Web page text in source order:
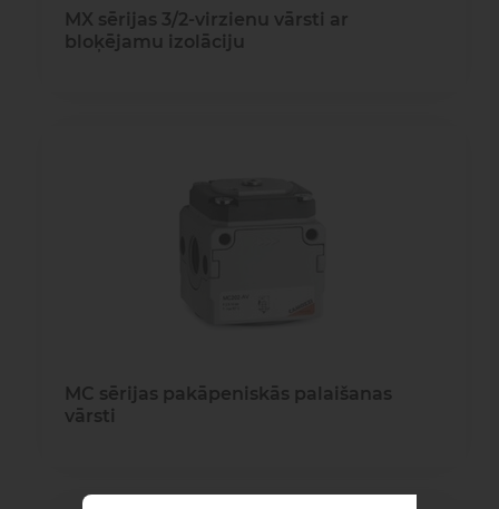
MX sērijas 3/2-virzienu vārsti ar
bloķējamu izolāciju
MC sērijas pakāpeniskās palaišanas
vārsti